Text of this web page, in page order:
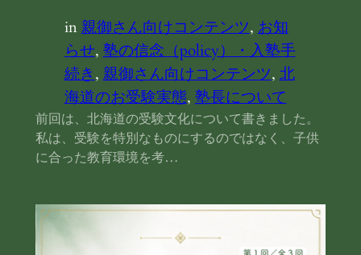
in親御さん向けコンテンツ, お知
らせ, 塾の信念（policy）・入塾手
続き, 親御さん向けコンテンツ, 北
海道のお受験実態, 塾長について
前回は、北海道の受験文化について書きました。
私は、受験を特別なものにするのではなく、子供
に合った教育環境を考…